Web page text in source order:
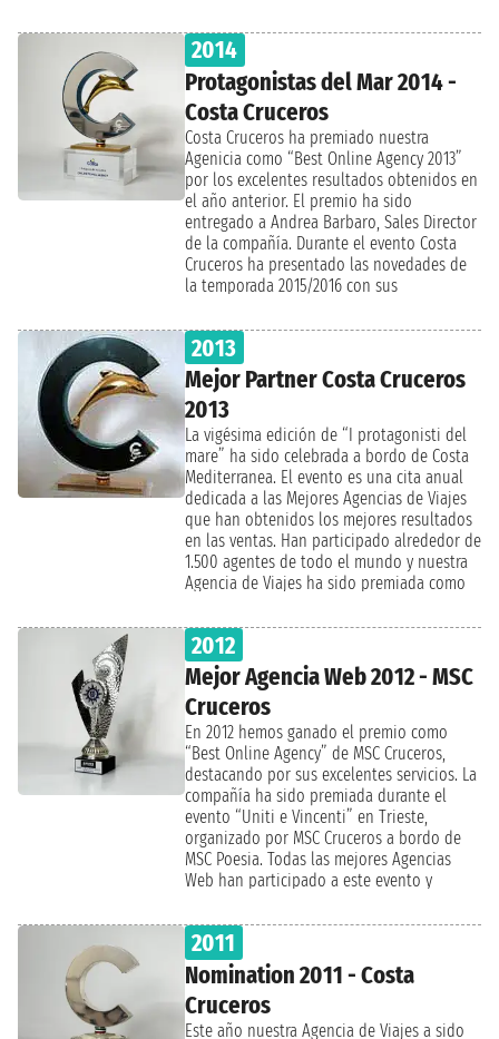
que han obtenido los mejores resultados
en las diferentes categorias.
2014
Protagonistas del Mar 2014 -
Costa Cruceros
Costa Cruceros ha premiado nuestra
Agenicia como “Best Online Agency 2013”
por los excelentes resultados obtenidos en
el año anterior. El premio ha sido
entregado a Andrea Barbaro, Sales Director
de la compañía. Durante el evento Costa
Cruceros ha presentado las novedades de
la temporada 2015/2016 con sus
ofrecer siempre lo mejor a los pasajeros a
bordo.
2013
Mejor Partner Costa Cruceros
2013
La vigésima edición de “I protagonisti del
mare” ha sido celebrada a bordo de Costa
Mediterranea. El evento es una cita anual
dedicada a las Mejores Agencias de Viajes
que han obtenidos los mejores resultados
en las ventas. Han participado alrededor de
1.500 agentes de todo el mundo y nuestra
Agencia de Viajes ha sido premiada como
resultado obtenidos en 2012.
2012
Mejor Agencia Web 2012 - MSC
Cruceros
En 2012 hemos ganado el premio como
“Best Online Agency” de MSC Cruceros,
destacando por sus excelentes servicios. La
compañía ha sido premiada durante el
evento “Uniti e Vincenti” en Trieste,
organizado por MSC Cruceros a bordo de
MSC Poesia. Todas las mejores Agencias
Web han participado a este evento y
un servicio impecable para conseguir los
mejores resultados.
2011
Nomination 2011 - Costa
Cruceros
Este año nuestra Agencia de Viajes a sido